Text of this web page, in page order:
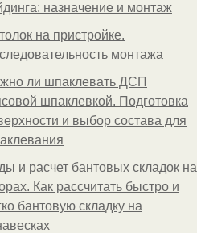
назначение и монтаж
на пристройке.
монтажа
ли шпаклевать ДСП
шпаклевкой. Подготовка
и выбор состава для
и расчет бантовых складок на
Как рассчитать быстро и
бантовую складку на